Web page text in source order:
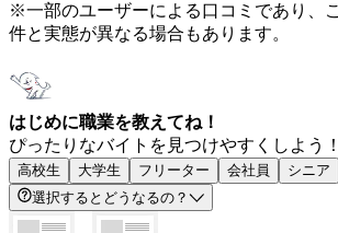
※一部のユーザーによる口コミであり、
件と実態が異なる場合もあります。
はじめに職業を教えてね！
ぴったりなバイトを見つけやすくしよう！
高校生 大学生 フリーター 会社員 シニア
選択するとどうなるの？